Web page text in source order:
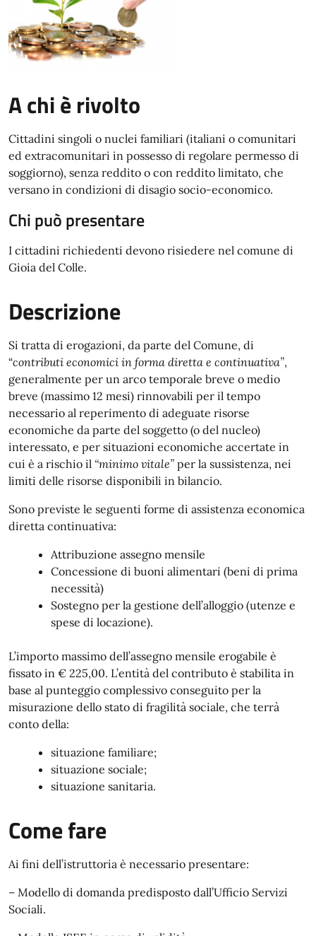
A chi è rivolto
Cittadini singoli o nuclei familiari (italiani o comunitari
ed extracomunitari in possesso di regolare permesso di
soggiorno), senza reddito o con reddito limitato, che
versano in condizioni di disagio socio-economico.
Chi può presentare
I cittadini richiedenti devono risiedere nel comune di
Gioia del Colle.
Descrizione
Si tratta di erogazioni, da parte del Comune, di
“contributi economici in forma diretta e continuativa”,
generalmente per un arco temporale breve o medio
breve (massimo 12 mesi) rinnovabili per il tempo
necessario al reperimento di adeguate risorse
economiche da parte del soggetto (o del nucleo)
interessato, e per situazioni economiche accertate in
cui è a rischio il “minimo vitale” per la sussistenza, nei
limiti delle risorse disponibili in bilancio.
Sono previste le seguenti forme di assistenza economica
diretta continuativa:
Attribuzione assegno mensile
Concessione di buoni alimentari (beni di prima
necessità)
Sostegno per la gestione dell’alloggio (utenze e
spese di locazione).
L’importo massimo dell’assegno mensile erogabile è
fissato in € 225,00. L’entità del contributo è stabilita in
base al punteggio complessivo conseguito per la
misurazione dello stato di fragilità sociale, che terrà
conto della:
situazione familiare;
situazione sociale;
situazione sanitaria.
Come fare
Ai fini dell’istruttoria è necessario presentare:
– Modello di domanda predisposto dall’Ufficio Servizi
Sociali.